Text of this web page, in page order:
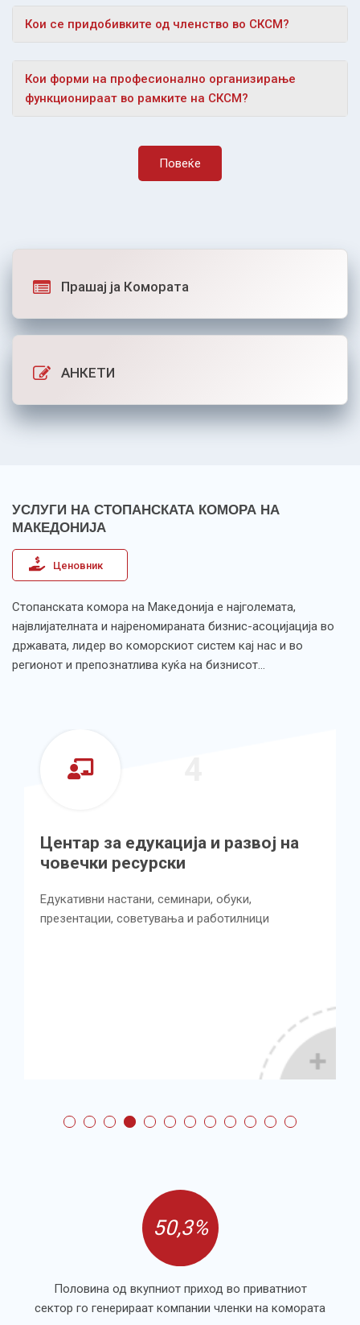
Кои се придобивките од членство во СКСМ?
Кои форми на професионално организирање
функционираат во рамките на СКСМ?
Повеќе
Прашај ја Комората
АНКЕТИ
УСЛУГИ НА СТОПАНСКАТА КОМОРА НА
МАКЕДОНИЈА
Ценовник
Стопанската комора на Македонија е најголемата,
највлијателната и најреномираната бизнис-асоцијација во
државата, лидер во коморскиот систем кај нас и во
регионот и препознатлива куќа на бизнисот…
Центар за едукација и развој на
човечки ресурски
Едукативни настани, семинари, обуки,
презентации, советувања и работилници
50,3%
Половина од вкупниот приход во приватниот
сектор го генерираат компании членки на комората